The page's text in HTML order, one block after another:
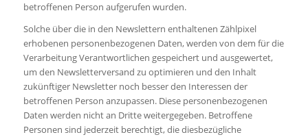
betroffenen Person aufgerufen wurden.
Solche über die in den Newslettern enthaltenen Zählpixel
erhobenen personenbezogenen Daten, werden von dem für die
Verarbeitung Verantwortlichen gespeichert und ausgewertet,
um den Newsletterversand zu optimieren und den Inhalt
zukünftiger Newsletter noch besser den Interessen der
betroffenen Person anzupassen. Diese personenbezogenen
Daten werden nicht an Dritte weitergegeben. Betroffene
Personen sind jederzeit berechtigt, die diesbezügliche